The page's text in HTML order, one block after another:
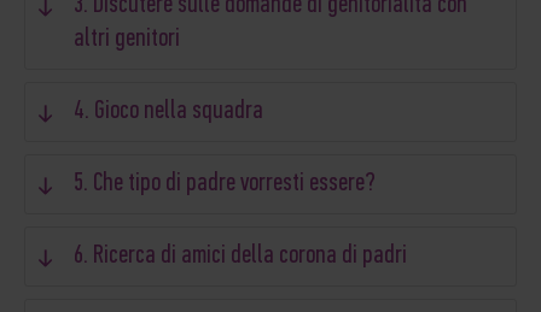
altri genitori
4. Gioco nella squadra
5. Che tipo di padre vorresti essere?
6. Ricerca di amici della corona di padri